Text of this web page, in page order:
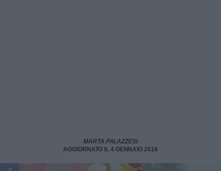
MARTA PALAZZESI
AGGIORNATO IL 4 GENNAIO 2016